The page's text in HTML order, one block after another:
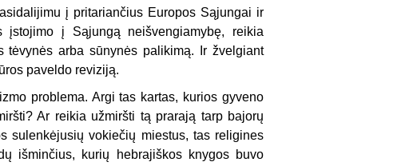
į prita­riančius Europos Sąjungai ir
įstojimo į Sąjungą neišvengiamybę, reikia
tėvynės arba sūnynės palikimą. Ir žvelgiant
paveldo reviziją.
problema. Argi tas kartas, kurios gyveno
Ar reikia užmiršti tą prarają tarp bajorų
sulenkėjusių vokiečių miestus, tas religines
išminčius, kurių hebrajiškos knygos buvo